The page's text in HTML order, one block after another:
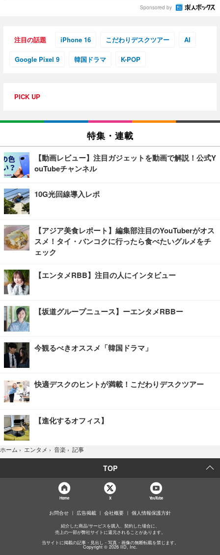
Sponsored by
注目の話題 iPhone 16 こだわりデスクツアー AI
Google Pixel 9 韓国ドラマ K-POP
PICK UP
特集・連載
【動画レビュー】注目ガジェットを動画で解説！公式Y
ouTubeチャンネル
10G光回線導入レポ
【アジア美食レポート】編集部注目のYouTuberがオス
スメ！タイ・バンコクに行ったら食べたいグルメをチ
ェック
【エンタメRBB】注目の人にインタビュー
【坂道グループニュース】ーエンタメRBBー
今観るべきオススメ「韓国ドラマ」
快適デスクのヒントが満載！こだわりデスクツアー
【進化するオフィス】
ホーム › エンタメ › 音楽 › 記事
TOP
Home X YouTube
お問合せ 広告掲載 会社概要 個人情報保護方針
紹介した商品/サービスを購入、契約した場合に、
売上の一部が弊社サイトに還元されることがあります。
当サイトに掲載の記事・見出し・写真・画像の無断転載を禁じます。
Copyright © 2026 IID, Inc.